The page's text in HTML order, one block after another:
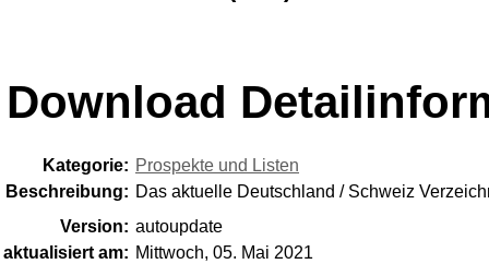
Download
Kategorie: Prospekte und Listen
Beschreibung: Das aktuelle Deutschland / Schweiz
Version: autoupdate
aktualisiert am: Mittwoch, 05. Mai 2021